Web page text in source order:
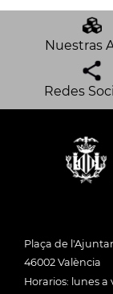
Nuestras
Redes
Plaça de
46002 València
Horarios: lunes a